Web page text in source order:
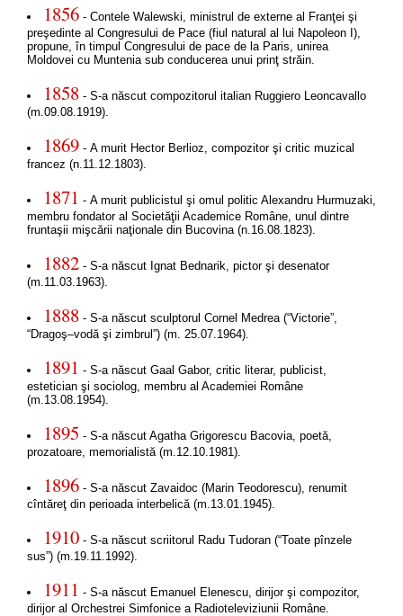
1856- Contele Walewski, ministrul de externe al Franţei şi
preşedinte al Congresului de Pace (fiul natural al lui Napoleon I),
propune, în timpul Congresului de pace de la Paris, unirea
Moldovei cu Muntenia sub conducerea unui prinţ străin.
1858- S-a născut compozitorul italian Ruggiero Leoncavallo
(m.09.08.1919).
1869- A murit Hector Berlioz, compozitor şi critic muzical
francez (n.11.12.1803).
1871 - A murit publicistul şi omul politic Alexandru Hurmuzaki,
membru fondator al Societăţii Academice Române, unul dintre
fruntaşii mişcării naţionale din Bucovina (n.16.08.1823).
1882- S-a născut Ignat Bednarik, pictor şi desenator
(m.11.03.1963).
1888- S-a născut sculptorul Cornel Medrea (“Victorie”,
“Dragoş–vodă şi zimbrul”) (m. 25.07.1964).
1891 - S-a născut Gaal Gabor, critic literar, publicist,
estetician şi sociolog, membru al Academiei Române
(m.13.08.1954).
1895 - S-a născut Agatha Grigorescu Bacovia, poetă,
prozatoare, memorialistă (m.12.10.1981).
1896- S-a născut Zavaidoc (Marin Teodorescu), renumit
cîntăreţ din perioada interbelică (m.13.01.1945).
1910- S-a născut scriitorul Radu Tudoran (“Toate pînzele
sus”) (m.19.11.1992).
1911 - S-a născut Emanuel Elenescu, dirijor şi compozitor,
dirijor al Orchestrei Simfonice a Radioteleviziunii Române.